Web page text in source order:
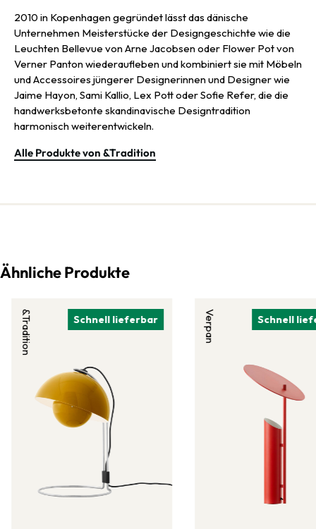
2010 in Kopenhagen gegründet lässt das dänische
Unternehmen Meisterstücke der Designgeschichte wie die
Leuchten Bellevue von Arne Jacobsen oder Flower Pot von
Verner Panton wiederaufleben und kombiniert sie mit Möbeln
und Accessoires jüngerer Designerinnen und Designer wie
Jaime Hayon, Sami Kallio, Lex Pott oder Sofie Refer, die die
handwerksbetonte skandinavische Designtradition
harmonisch weiterentwickeln.
Alle Produkte von &Tradition
Ähnliche Produkte
Schnell lieferbar
&Tradition Schnell
Verpan